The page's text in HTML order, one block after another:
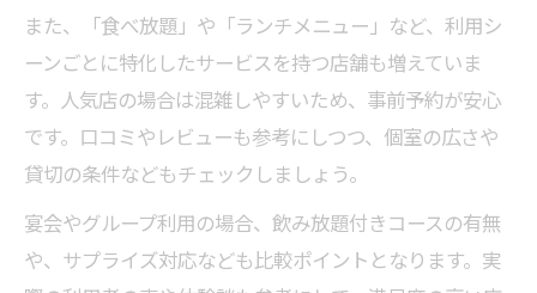
また、「食べ放題」や「ランチメニュー」など、利用シ
ーンごとに特化したサービスを持つ店舗も増えていま
す。人気店の場合は混雑しやすいため、事前予約が安心
です。口コミやレビューも参考にしつつ、個室の広さや
貸切の条件などもチェックしましょう。
宴会やグループ利用の場合、飲み放題付きコースの有無
や、サプライズ対応なども比較ポイントとなります。実